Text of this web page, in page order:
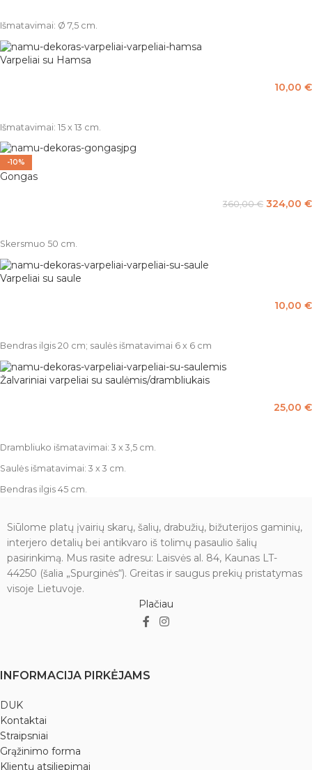
Išmatavimai: Ø 7,5 cm.
Varpeliai su Hamsa
10,00 €
Išmatavimai: 15 x 13 cm.
-10%
Gongas
360,00€ 324,00 €
Skersmuo 50 cm.
Varpeliai su saule
10,00 €
Bendras ilgis 20 cm; saulės išmatavimai 6 x 6 cm
Žalvariniai varpeliai su saulėmis/drambliukais
25,00 €
Drambliuko išmatavimai: 3 x 3,5 cm.
Saulės išmatavimai: 3 x 3 cm.
Bendras ilgis 45 cm.
Siūlome platų įvairių skarų, šalių, drabužių, bižuterijos gaminių,
interjero detalių bei antikvaro iš tolimų pasaulio šalių
pasirinkimą. Mus rasite adresu: Laisvės al. 84, Kaunas LT-
44250 (šalia „Spurginės“). Greitas ir saugus prekių pristatymas
visoje Lietuvoje.
Plačiau
INFORMACIJA PIRKĖJAMS
DUK
Kontaktai
Straipsniai
Grąžinimo forma
Klientų atsiliepimai